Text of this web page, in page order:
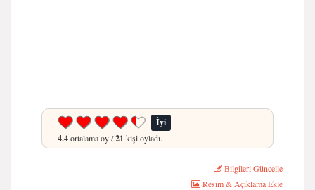
İyi
4.4ortalama oy /21 kişi oyladı.
Bilgileri Güncelle
Resim & Açıklama Ekle